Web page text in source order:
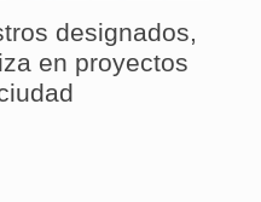
designados,
en proyectos